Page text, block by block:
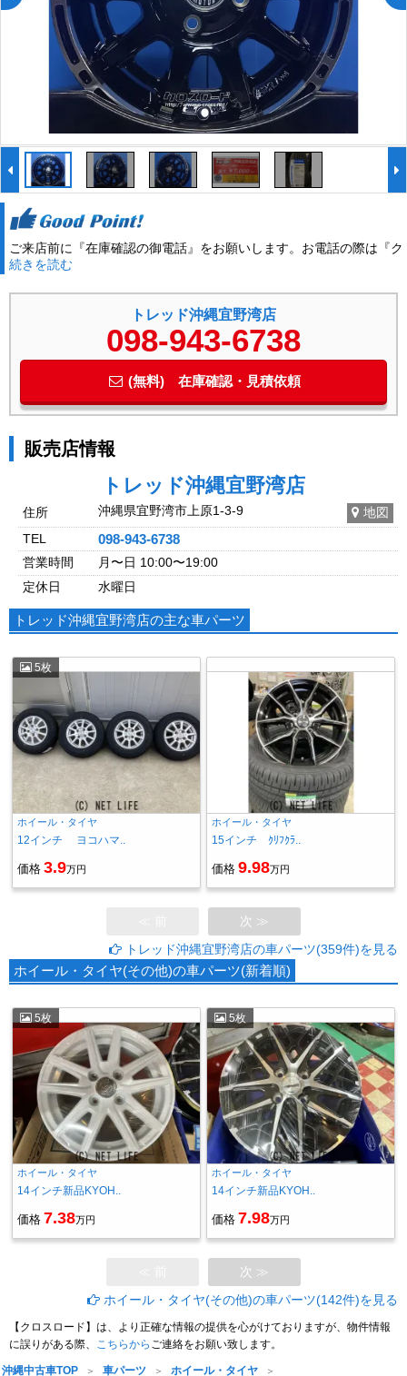
ご来店前に『在庫確認の御電話』をお願いします。お電話の際は『ク
ロスロード』を観たとお伝え下さい。32559
続きを読む
トレッド沖縄宜野湾店
098-943-6738
(無料) 在庫確認・見積依頼
販売店情報
トレッド沖縄宜野湾店
住所 沖縄県宜野湾市上原1-3-9
地図
TEL
098-943-6738
営業時間
月〜日 10:00〜19:00
定休日
水曜日
トレッド沖縄宜野湾店の主な車パーツ
5枚
ホイール・タイヤ
12インチ ヨコハマ..
価格 3.9万円
ホイール・タイヤ
15インチ ｸﾘﾌｸﾗ..
価格 9.98万円
次 ≫
トレッド沖縄宜野湾店の車パーツ(359件)を見る
ホイール・タイヤ(その他)の車パーツ(新着順)
5枚
ホイール・タイヤ
14インチ新品KYOH..
価格 7.38万円
5枚
ホイール・タイヤ
14インチ新品KYOH..
価格 7.98万円
次 ≫
ホイール・タイヤ(その他)の車パーツ(142件)を見る
【クロスロード】は、より正確な情報の提供を心がけておりますが、物件情報
に誤りがある際、 こちらから ご連絡をお願い致します。
沖縄中古車TOP 車パーツ ホイール・タイヤ